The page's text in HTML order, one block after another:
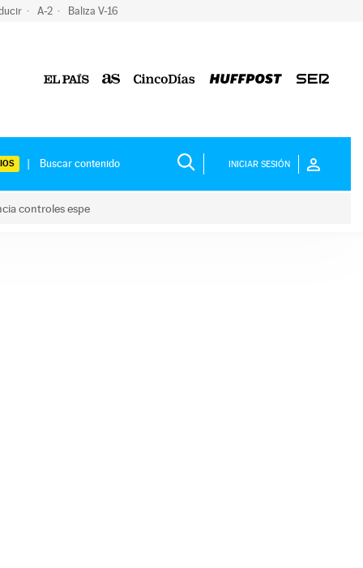
A-2 Baliza V-16
INICIAR SESIÓN
controles espe